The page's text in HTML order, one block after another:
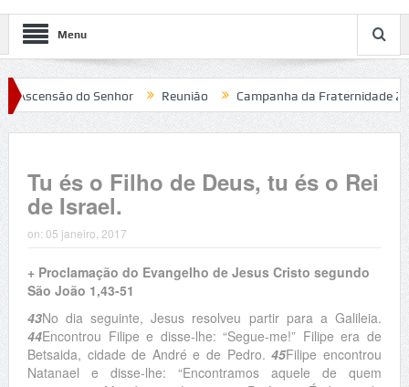
Menu
do Senhor Reunião Campanha da Fraternidade 2020
Tu és o Filho de Deus, tu és o Rei
de Israel.
on: 05 janeiro, 2017
+ Proclamação do Evangelho de Jesus Cristo segundo
São João 1,43-51
43No dia seguinte, Jesus resolveu partir para a Galileia.
44Encontrou Filipe e disse-lhe: “Segue-me!” Filipe era de
Betsaida, cidade de André e de Pedro.45Filipe encontrou
Natanael e disse-lhe: “Encontramos aquele de quem